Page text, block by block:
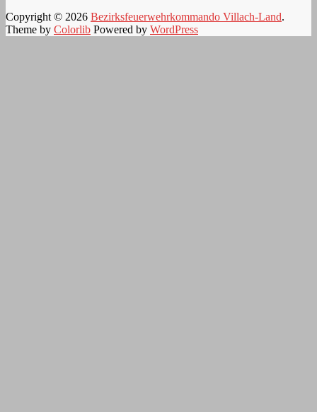
Copyright © 2026 Bezirksfeuerwehrkommando Villach-Land.
Theme by Colorlib Powered by WordPress